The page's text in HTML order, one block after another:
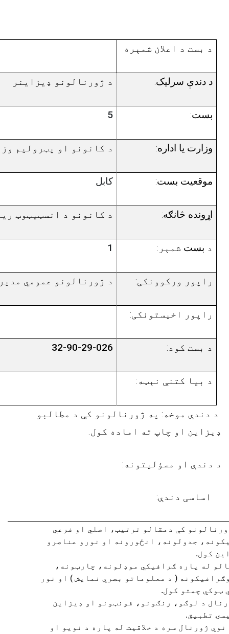
د بست د اعلان شمېره
د دندې سرلیک: د ژورنالونو ډيزاينر
بست: 5
وزارت یا اداره: د کانونو او پټروليم
موقعیت بست: کابل
اړونده څانګه: د کانونو د انسټيټوټ
د بست شمېر :
1
راپور ورکوونکی: د ژورنالونو عمومي
راپور اخیستونکی:
د بست کود:
32-90-29-026
د بیا کتنې نېټه:
د دندې موخه: په ژورنالونو کې د مطالبو
ډيزاين او چاپ ته اماده کول.
د دندې او مسؤليتونه:
اساسی دندې:
کې دمقالو ترتيب، اصلي او فرعي
جدولونه، انځورونه او نورو عناصرو
کول.
له پاره ګرافيکي موډلونه، چارټونه،
( د معلوماتو بصري نمایش ) او نور
ټوکي چمتو کول.
د لوګو، رنګونو، فونټونو او ډيزاين
تطبيق.
نوي ژورنال سره د خلاقيت له پاره د نويو او